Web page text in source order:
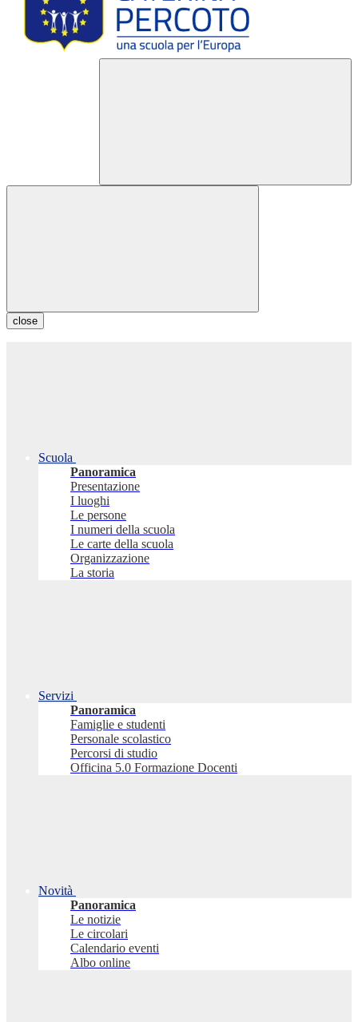
close
Scuola
Panoramica
Presentazione
I luoghi
Le persone
I numeri della scuola
Le carte della scuola
Organizzazione
La storia
Servizi
Panoramica
Famiglie e studenti
Personale scolastico
Percorsi di studio
Officina 5.0 Formazione Docenti
Novità
Panoramica
Le notizie
Le circolari
Calendario eventi
Albo online